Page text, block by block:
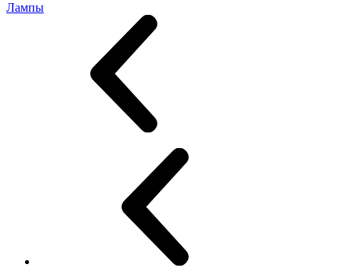
Лампы